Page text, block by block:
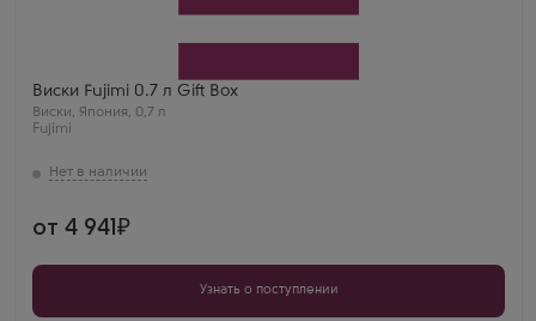
Виски Fujimi 0.7 л Gift Box
Виски, Япония, 0,7 л
Fujimi
Регион
Хонсю
Выдержка
3 года
Этот виски идеально сочетается с сигарами.
от 4 941
Узнать о поступлении